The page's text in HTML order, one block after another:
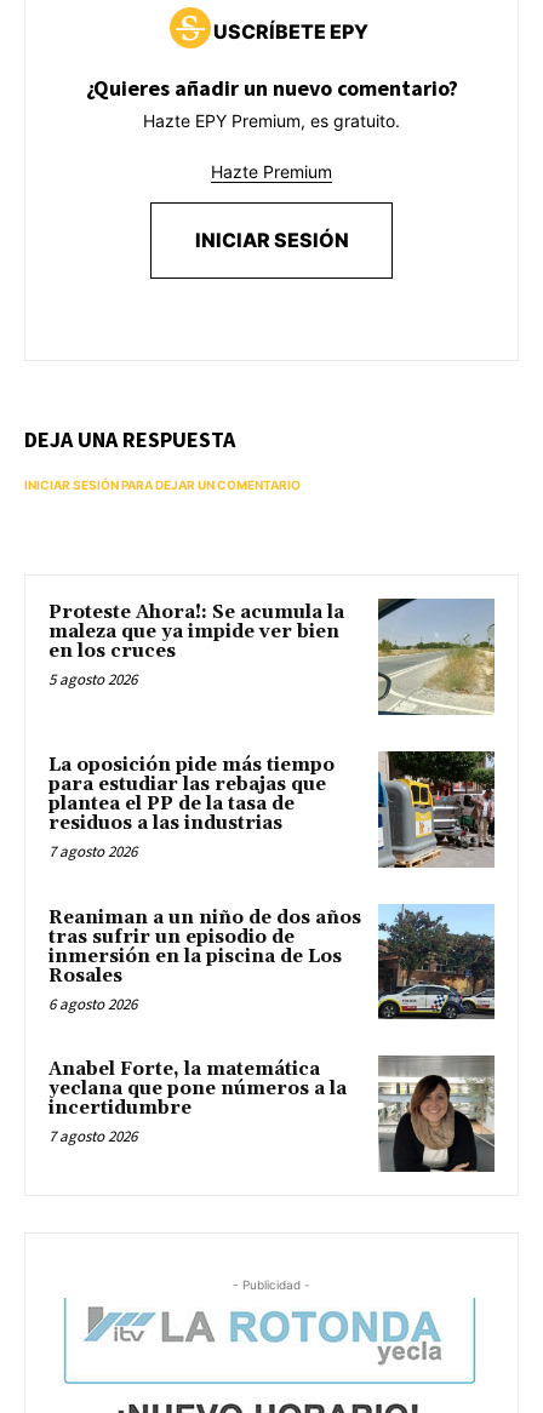
USCRÍBETE EPY
¿Quieres añadir un nuevo comentario?
Hazte EPY Premium, es gratuito.
Hazte Premium
INICIAR SESIÓN
DEJA UNA RESPUESTA
INICIAR SESIÓN PARA DEJAR UN COMENTARIO
Proteste Ahora!: Se acumula la
maleza que ya impide ver bien
en los cruces
5 agosto 2026
La oposición pide más tiempo
para estudiar las rebajas que
plantea el PP de la tasa de
residuos a las industrias
7 agosto 2026
Reaniman a un niño de dos años
tras sufrir un episodio de
inmersión en la piscina de Los
Rosales
6 agosto 2026
Anabel Forte, la matemática
yeclana que pone números a la
incertidumbre
7 agosto 2026
- Publicidad -